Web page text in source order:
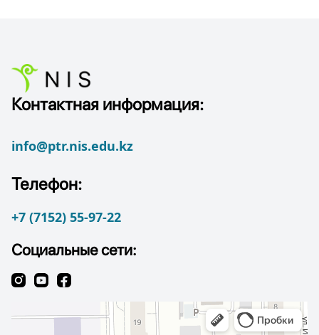
Контактная информация:
info@ptr.nis.edu.kz
Телефон:
+7 (7152) 55-97-22
Социальные сети: